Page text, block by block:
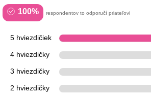
100% respondentov to odporučí priateľovi
5 hviezdičiek
4 hviezdičky
3 hviezdičky
2 hviezdičky